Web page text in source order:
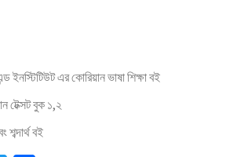
ইনস্টিটিউট এর কোরিয়ান ভাষা শিক্ষা বই
টেক্সট বুক ১,২
বই